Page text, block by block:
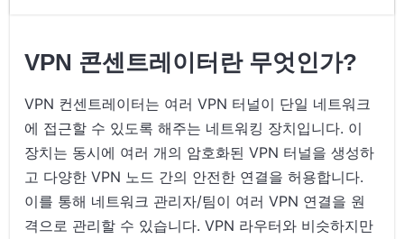
VPN 콘센트레이터란 무엇인가?
VPN 컨센트레이터는 여러 VPN 터널이 단일 네트워크
에 접근할 수 있도록 해주는 네트워킹 장치입니다. 이
장치는 동시에 여러 개의 암호화된 VPN 터널을 생성하
고 다양한 VPN 노드 간의 안전한 연결을 허용합니다.
이를 통해 네트워크 관리자/팀이 여러 VPN 연결을 원
격으로 관리할 수 있습니다. VPN 라우터와 비슷하지만